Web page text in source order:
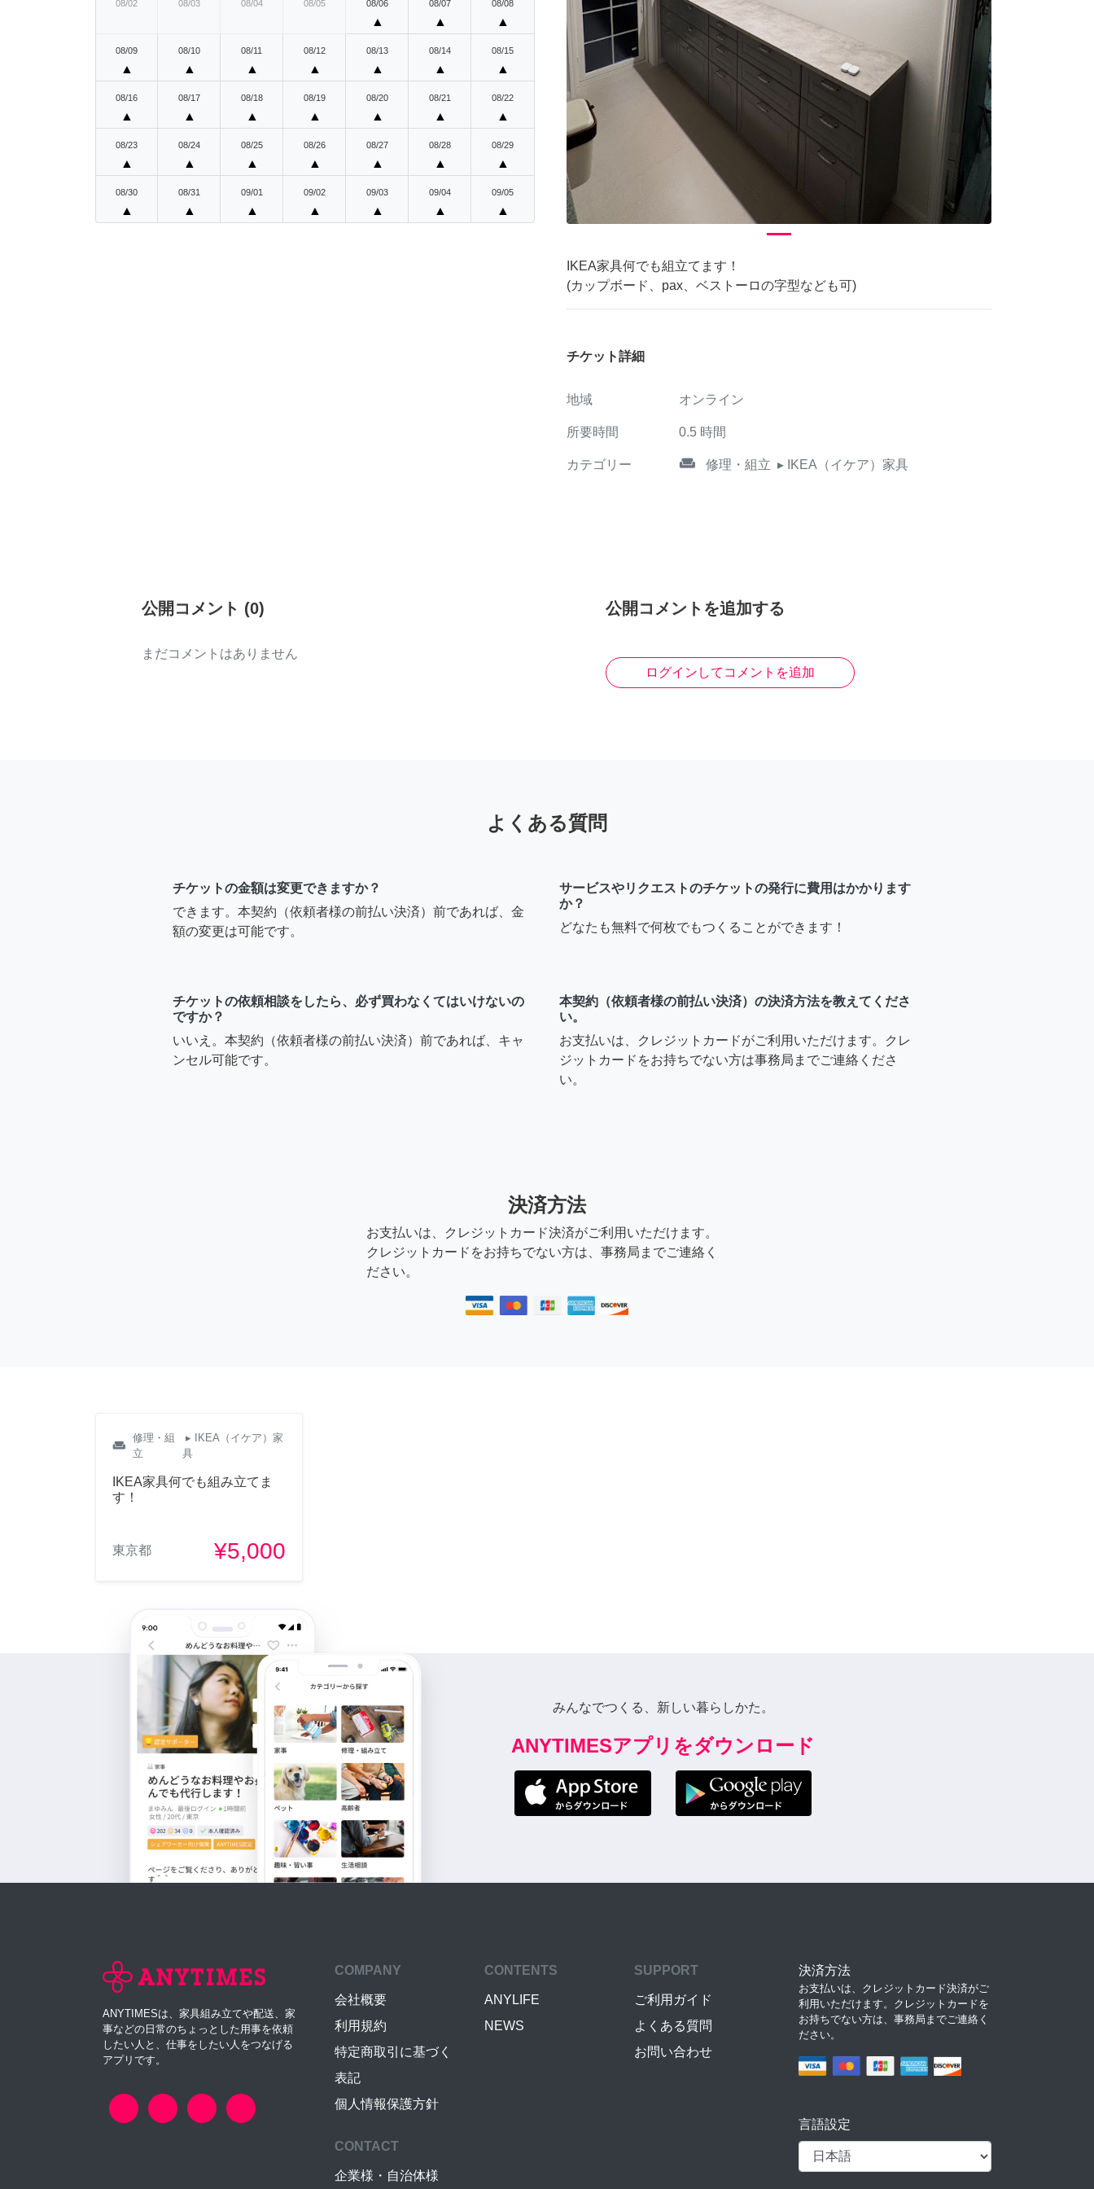
08/02 08/03 08/04 08/05 08/06
▲
08/07
▲
08/08
▲
08/09
▲
08/10
▲
08/11
▲
08/12
▲
08/13
▲
08/14
▲
08/15
▲
08/16
▲
08/17
▲
08/18
▲
08/19
▲
08/20
▲
08/21
▲
08/22
▲
08/23
▲
08/24
▲
08/25
▲
08/26
▲
08/27
▲
08/28
▲
08/29
▲
08/30
▲
08/31
▲
09/01
▲
09/02
▲
09/03
▲
09/04
▲
09/05
▲
IKEA家具何でも組立てます！
(カップボード、pax、ベストーロの字型なども可)
チケット詳細
地域 オンライン
所要時間 0.5 時間
カテゴリー weekend 修理・組立 ▸ IKEA（イケア）家具
公開コメント (0)
まだコメントはありません
公開コメントを追加する
ログインしてコメントを追加
よくある質問
チケットの金額は変更できますか？
できます。本契約（依頼者様の前払い決済）前であれば、金
額の変更は可能です。
サービスやリクエストのチケットの発行に費用はかかります
か？
どなたも無料で何枚でもつくることができます！
チケットの依頼相談をしたら、必ず買わなくてはいけないの
ですか？
いいえ。本契約（依頼者様の前払い決済）前であれば、キャ
ンセル可能です。
本契約（依頼者様の前払い決済）の決済方法を教えてくださ
い。
お支払いは、クレジットカードがご利用いただけます。クレ
ジットカードをお持ちでない方は事務局までご連絡くださ
い。
決済方法
お支払いは、クレジットカード決済がご利用いただけます。
クレジットカードをお持ちでない方は、事務局までご連絡く
ださい。
weekend
修理・組
立
▸ IKEA（イケア）家
具
IKEA家具何でも組み立てま
す！
東京都 ¥5,000
みんなでつくる、新しい暮らしかた。
ANYTIMESアプリをダウンロード
ANYTIMESは、家具組み立てや配送、家
事などの日常のちょっとした用事を依頼
したい人と、仕事をしたい人をつなげる
アプリです。
COMPANY
会社概要
利用規約
特定商取引に基づく
表記
個人情報保護方針
CONTENTS
ANYLIFE
NEWS
SUPPORT
ご利用ガイド
よくある質問
お問い合わせ
CONTACT
企業様・自治体様
決済方法
お支払いは、クレジットカード決済がご
利用いただけます。クレジットカードを
お持ちでない方は、事務局までご連絡く
ださい。
言語設定